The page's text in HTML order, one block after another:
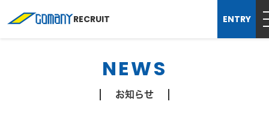
RECRUIT ENTRY
NEWS
お知らせ